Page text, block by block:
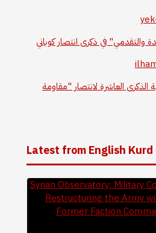
والتقدمي" في ذكرى انتصار كوباني
العاشرة لانتصار "مقاومة
Latest from English Kurd